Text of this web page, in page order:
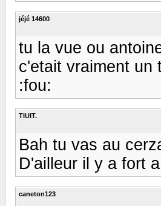
jéjé 14600
tu la vue ou
c'etait vraiment un
:fou:
TIUIT.
Bah tu vas au
D'ailleur il y a fort
caneton123